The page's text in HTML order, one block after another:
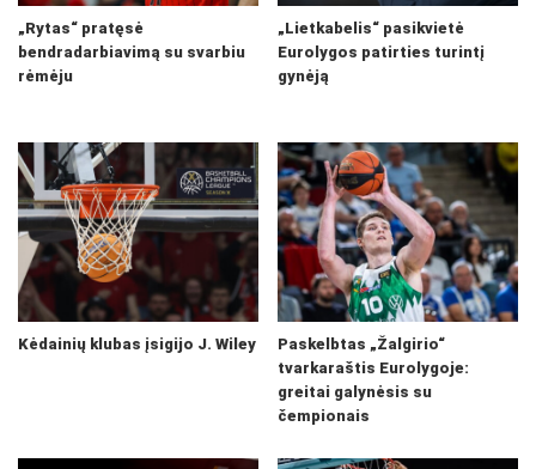
„Rytas“ pratęsė
bendradarbiavimą su svarbiu
rėmėju
„Lietkabelis“ pasikvietė
Eurolygos patirties turintį
gynėją
Kėdainių klubas įsigijo J. Wiley
Paskelbtas „Žalgirio“
tvarkaraštis Eurolygoje:
greitai galynėsis su
čempionais